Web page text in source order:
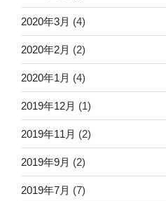
2020年3月 (4)
2020年2月 (2)
2020年1月 (4)
2019年12月 (1)
2019年11月 (2)
2019年9月 (2)
2019年7月 (7)